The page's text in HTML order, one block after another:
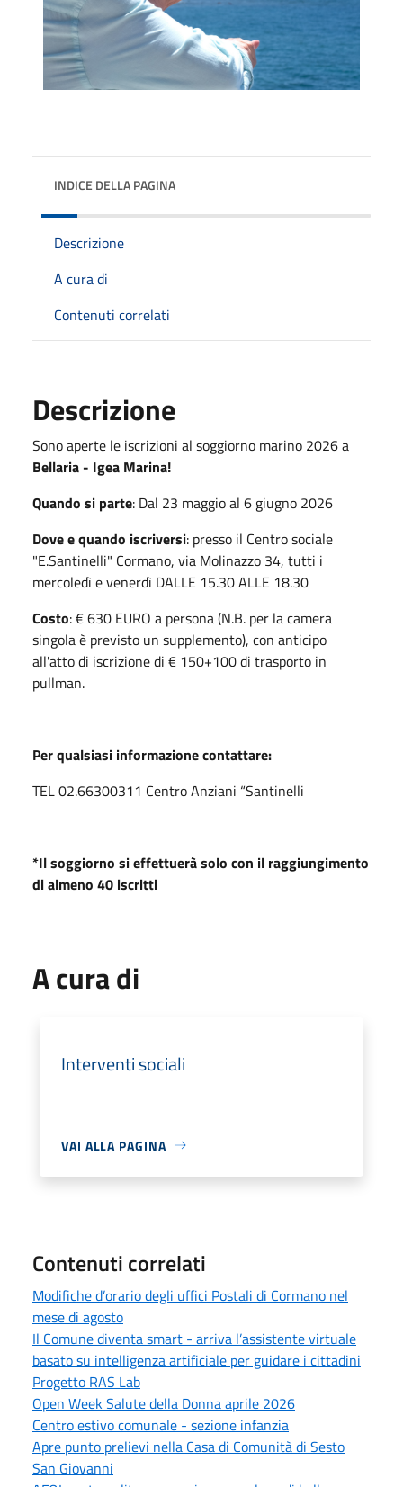
INDICE DELLA PAGINA
Descrizione
A cura di
Contenuti correlati
Descrizione
Sono aperte le iscrizioni al soggiorno marino 2026 a
Bellaria - Igea Marina!
Quando si parte: Dal 23 maggio al 6 giugno 2026
Dove e quando iscriversi: presso il Centro sociale
"E.Santinelli" Cormano, via Molinazzo 34, tutti i
mercoledì e venerdì DALLE 15.30 ALLE 18.30
Costo: € 630 EURO a persona (N.B. per la camera
singola è previsto un supplemento), con anticipo
all'atto di iscrizione di € 150+100 di trasporto in
pullman.
Per qualsiasi informazione contattare:
TEL 02.66300311 Centro Anziani “Santinelli
*Il soggiorno si effettuerà solo con il raggiungimento
di almeno 40 iscritti
A cura di
Interventi sociali
VAI ALLA PAGINA
Contenuti correlati
Modifiche d’orario degli uffici Postali di Cormano nel
mese di agosto
Il Comune diventa smart - arriva l’assistente virtuale
basato su intelligenza artificiale per guidare i cittadini
Progetto RAS Lab
Open Week Salute della Donna aprile 2026
Centro estivo comunale - sezione infanzia
Apre punto prelievi nella Casa di Comunità di Sesto
San Giovanni